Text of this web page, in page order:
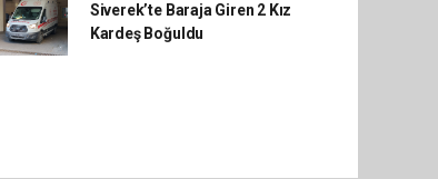
Siverek’te Baraja Giren 2 Kız
Kardeş Boğuldu